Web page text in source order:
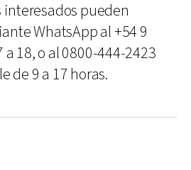
interesados pueden
WhatsApp al +54 9
a 18, o al 0800-444-2423
de 9 a 17 horas.